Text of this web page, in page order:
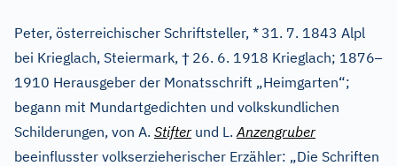
Peter, österreichischer Schriftsteller, *31. 7. 1843 Alpl
bei Krieglach, Steiermark, † 26. 6. 1918 Krieglach; 1876–
1910 Herausgeber der Monatsschrift „Heimgarten“;
begann mit Mundartgedichten und volkskundlichen
Schilderungen, von A. Stifter und L.Anzengruber
beeinflusster volkserzieherischer Erzähler: „Die Schriften